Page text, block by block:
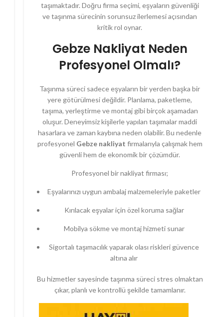
taşımaktadır. Doğru firma seçimi, eşyaların güvenliği
ve taşınma sürecinin sorunsuz ilerlemesi açısından
kritik rol oynar.
Gebze Nakliyat Neden
Profesyonel Olmalı?
Taşınma süreci sadece eşyaların bir yerden başka bir
yere götürülmesi değildir. Planlama, paketleme,
taşıma, yerleştirme ve montaj gibi birçok aşamadan
oluşur. Deneyimsiz kişilerle yapılan taşımalar maddi
hasarlara ve zaman kaybına neden olabilir. Bu nedenle
profesyonel Gebze nakliyat firmalarıyla çalışmak hem
güvenli hem de ekonomik bir çözümdür.
Profesyonel bir nakliyat firması;
Eşyalarınızı uygun ambalaj malzemeleriyle paketler
Kırılacak eşyalar için özel koruma sağlar
Mobilya sökme ve montaj hizmeti sunar
Sigortalı taşımacılık yaparak olası riskleri güvence
altına alır
Bu hizmetler sayesinde taşınma süreci stres olmaktan
çıkar, planlı ve kontrollü şekilde tamamlanır.